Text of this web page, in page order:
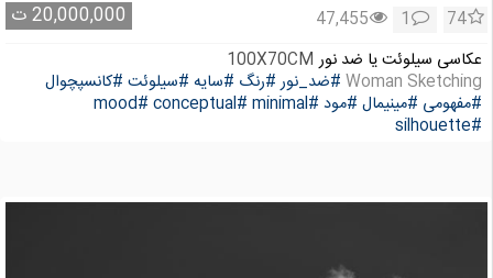
20,000,000ت 74
1
47,455
عکاسی سیلوئت یا ضد نور 100X70CM
Woman Sketching #ضد_نور #رنگ #سایه #سیلوئت #کانسپچوال
#مفهومی #مینیمال #مود #minimal
#conceptual
#mood
#silhouette